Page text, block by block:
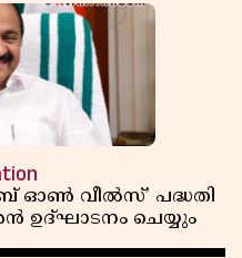
ഓൺ വീൽസ്’ പദ്ധതി
ഉദ്ഘാടനം ചെയ്യും